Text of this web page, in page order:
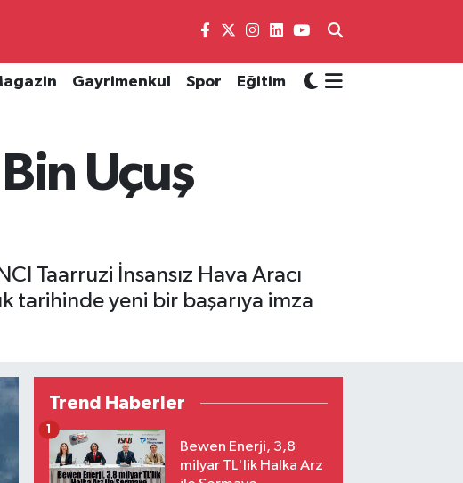
Gayrimenkul Spor Eğitim
Uçuş
Taarruzi İnsansız Hava Aracı
tarihinde yeni bir başarıya imza
Trend Haberler
Bewen Enerji, 3,8
milyar TL'lik Halka Arz
1